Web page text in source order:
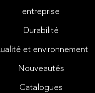
entreprise
Durabilité
et environnement
Nouveautés
Catalogues